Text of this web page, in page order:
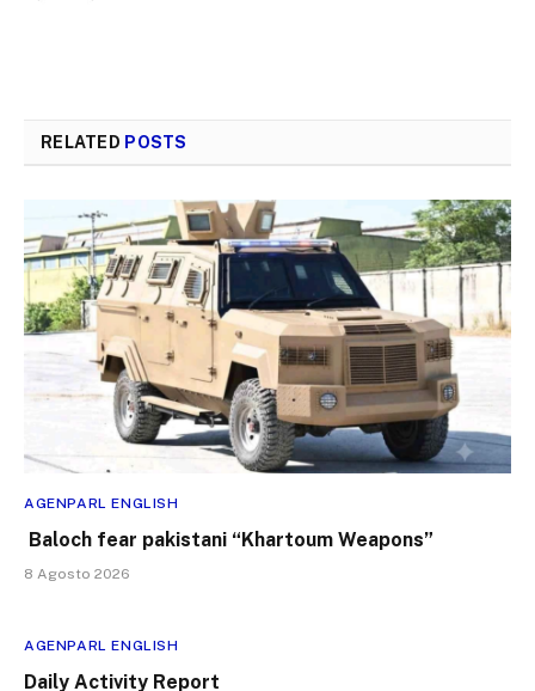
RELATED POSTS
AGENPARL ENGLISH
Baloch fear pakistani “Khartoum Weapons”
8 Agosto 2026
AGENPARL ENGLISH
Daily Activity Report